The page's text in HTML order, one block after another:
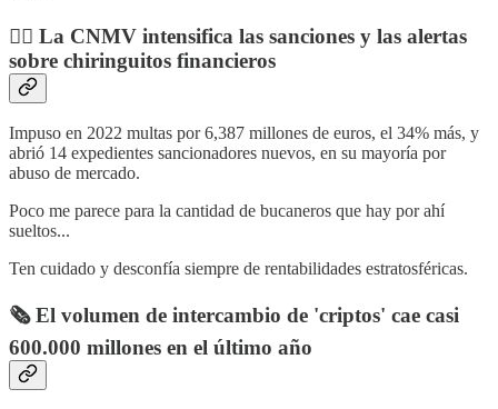
👮‍♀️ La CNMV intensifica las sanciones y las alertas
sobre chiringuitos financieros
Impuso en 2022 multas por 6,387 millones de euros, el 34% más, y
abrió 14 expedientes sancionadores nuevos, en su mayoría por
abuso de mercado.
Poco me parece para la cantidad de bucaneros que hay por ahí
sueltos...
Ten cuidado y desconfía siempre de rentabilidades estratosféricas.
🗞️El volumen de intercambio de 'criptos' cae casi
600.000 millones en el último año